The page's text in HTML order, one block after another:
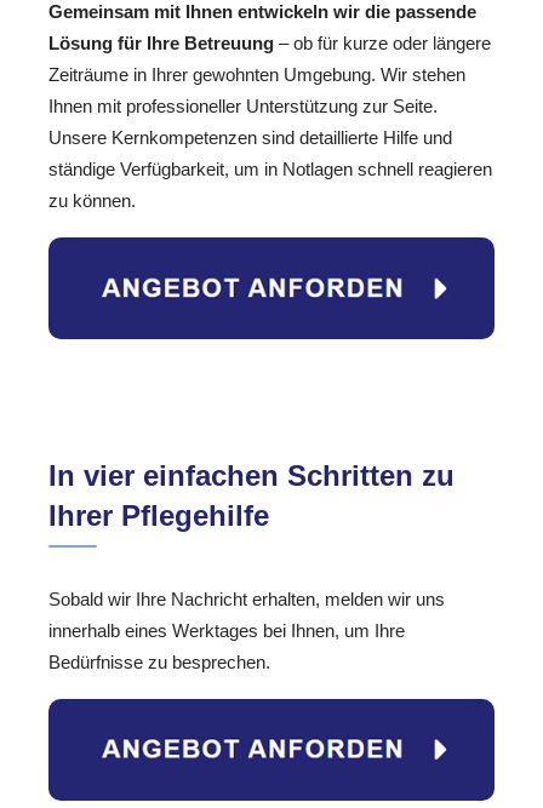
Gemeinsam mit Ihnen entwickeln wir die passende
Lösung für Ihre Betreuung – ob für kurze oder längere
Zeiträume in Ihrer gewohnten Umgebung. Wir stehen
Ihnen mit professioneller Unterstützung zur Seite.
Unsere Kernkompetenzen sind detaillierte Hilfe und
ständige Verfügbarkeit, um in Notlagen schnell reagieren
zu können.
In vier einfachen Schritten zu
Ihrer Pflegehilfe
Sobald wir Ihre Nachricht erhalten, melden wir uns
innerhalb eines Werktages bei Ihnen, um Ihre
Bedürfnisse zu besprechen.